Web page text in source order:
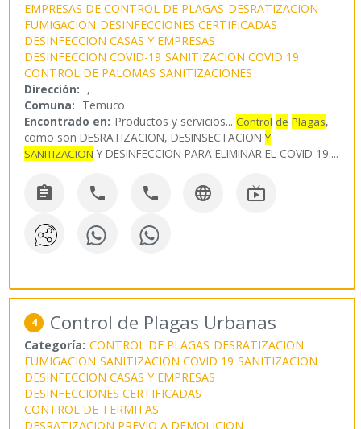
EMPRESAS DE CONTROL DE PLAGAS DESRATIZACION
FUMIGACION DESINFECCIONES CERTIFICADAS
DESINFECCION CASAS Y EMPRESAS
DESINFECCION COVID-19 SANITIZACION COVID 19
CONTROL DE PALOMAS SANITIZACIONES
Dirección: ,
Comuna: Temuco
Encontrado en: Productos y servicios... Control de Plagas,
como son DESRATIZACION, DESINSECTACIONY
SANITIZACION Y DESINFECCION PARA ELIMINAR EL COVID 19....
    
4 Control de Plagas Urbanas
Categoría: CONTROL DE PLAGAS DESRATIZACION
FUMIGACION SANITIZACION COVID 19 SANITIZACION
DESINFECCION CASAS Y EMPRESAS
DESINFECCIONES CERTIFICADAS
CONTROL DE TERMITAS
DESRATIZACION PREVIO A DEMOLICION